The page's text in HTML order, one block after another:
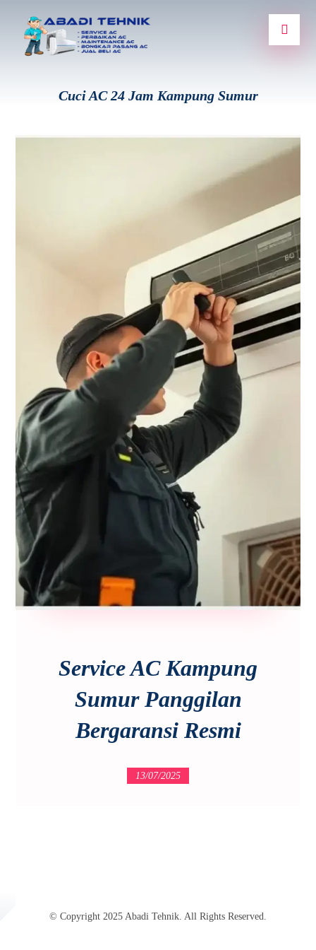
Cuci AC 24 Jam Kampung Sumur
Service AC Kampung
Sumur Panggilan
Bergaransi Resmi
13/07/2025
© Copyright 2025 Abadi Tehnik. All Rights Reserved.